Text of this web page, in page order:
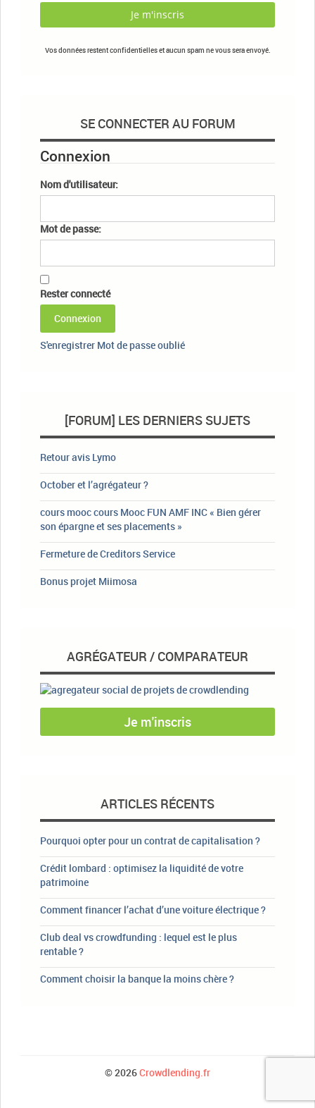
Vos données restent confidentielles et aucun spam ne vous sera envoyé.
SE CONNECTER AU FORUM
Connexion
Nom d'utilisateur:
Mot de passe:
Rester connecté
Connexion
S'enregistrer Mot de passe oublié
[FORUM] LES DERNIERS SUJETS
Retour avis Lymo
October et l’agrégateur ?
cours mooc cours Mooc FUN AMF INC « Bien gérer
son épargne et ses placements »
Fermeture de Creditors Service
Bonus projet Miimosa
AGRÉGATEUR / COMPARATEUR
Je m'inscris
ARTICLES RÉCENTS
Pourquoi opter pour un contrat de capitalisation ?
Crédit lombard : optimisez la liquidité de votre
patrimoine
Comment financer l’achat d’une voiture électrique ?
Club deal vs crowdfunding : lequel est le plus
rentable ?
Comment choisir la banque la moins chère ?
© 2026Crowdlending.fr